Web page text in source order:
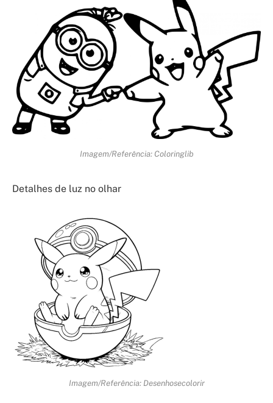
Imagem/Referência: Coloringlib
Detalhes de luz no olhar
Imagem/Referência: Desenhosecolorir